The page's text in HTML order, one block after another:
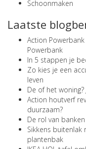
Schoonmaken
Laatste
Action
Powerbank
In 5 stappen je
Zo kies je een
leven
De of het
Action houtverf
duurzaam?
De rol van
Sikkens buitenlak
plantenbak